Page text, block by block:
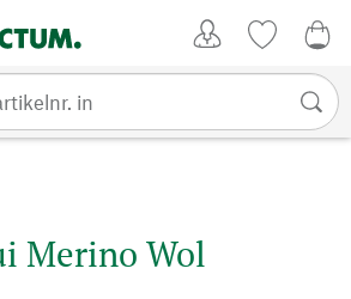
Merino Wol